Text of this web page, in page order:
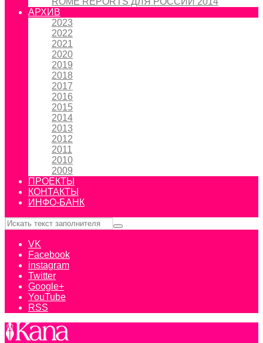
АРХИВ
2023
2022
2021
2020
2019
2018
2017
2016
2015
2014
2013
2012
2011
2010
2009
ПРОЕКТЫ
КОНТАКТЫ
ИНФО-БАНК
VK
Facebook
instagram
Twitter
Google+
YouTube
RSS